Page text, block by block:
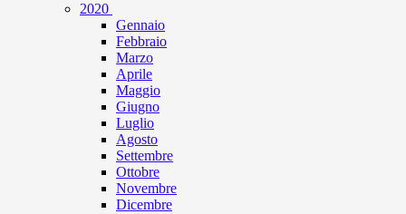
2020
Gennaio
Febbraio
Marzo
Aprile
Maggio
Giugno
Luglio
Agosto
Settembre
Ottobre
Novembre
Dicembre